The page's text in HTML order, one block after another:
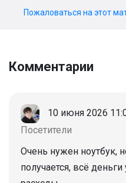
Пожаловаться на этот
Комментарии
10 июня 2026
Посетители
Очень нужен ноутбук,
получается, всё